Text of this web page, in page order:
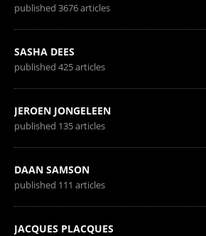
published 3676 articles
SASHA DEES
published 425 articles
JEROEN JONGELEEN
published 135 articles
DAAN SAMSON
published 111 articles
JACQUES PLACQUES